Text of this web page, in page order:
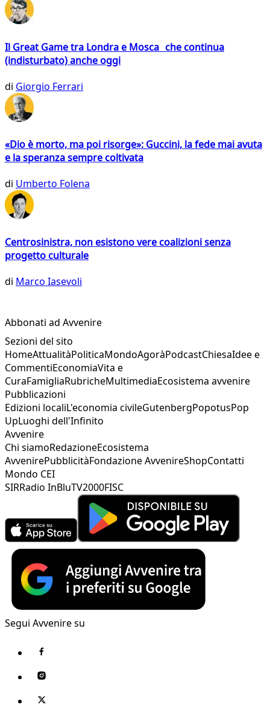
Il Great Game tra Londra e Mosca che continua
(indisturbato) anche oggi
di Giorgio Ferrari
«Dio è morto, ma poi risorge»: Guccini, la fede mai avuta
e la speranza sempre coltivata
di Umberto Folena
Centrosinistra, non esistono vere coalizioni senza
progetto culturale
di Marco Iasevoli
Abbonati ad Avvenire
Sezioni del sito
HomeAttualitàPoliticaMondoAgoràPodcastChiesaIdee e
CommentiEconomiaVita e
CuraFamigliaRubricheMultimediaEcosistema avvenire
Pubblicazioni
Edizioni localiL'economia civileGutenbergPopotusPop
UpLuoghi dell'Infinito
Avvenire
Chi siamoRedazioneEcosistema
AvvenirePubblicitàFondazione AvvenireShopContatti
Mondo CEI
SIRRadio InBluTV2000FISC
Segui Avvenire su